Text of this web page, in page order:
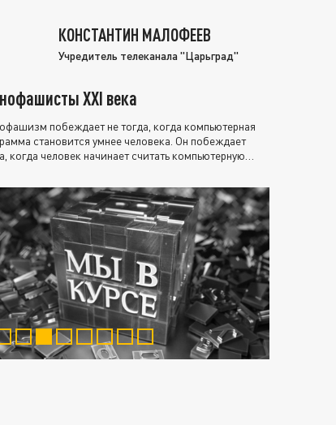
КОНСТАНТИН МАЛОФЕЕВ
Учредитель телеканала "Царьград"
XXI века
побеждает не тогда, когда компьютерная
становится умнее человека. Он побеждает
когда человек начинает считать компьютерную